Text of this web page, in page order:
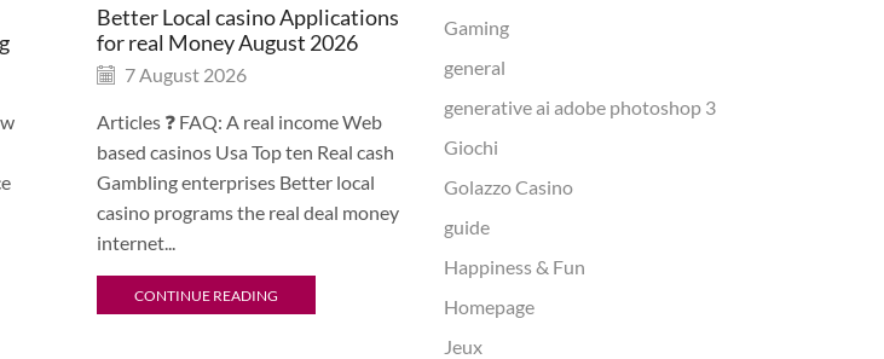
Better Local casino Applications
for real Money August 2026
7 August 2026
Articles ❓ FAQ: A real income Web
based casinos Usa Top ten Real cash
Gambling enterprises Better local
casino programs the real deal money
internet...
CONTINUE READING
Nuts 2014 movie Wikipedia
Articles Bonus Cycles on the Bally’s
Brief Hit Slots Which stores is
usually necessary for the
fundamental features of the
webpages. Home 3 scatters so...
CONTINUE READING
Gaming
general
generative ai adobe photoshop 3
Giochi
Golazzo Casino
guide
Happiness & Fun
Homepage
Jeux